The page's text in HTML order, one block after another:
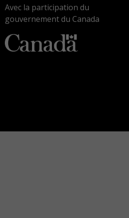
Avec la participation du
gouvernement du Canada